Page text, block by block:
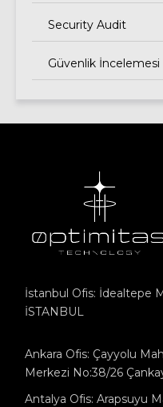
Security Audit
Güvenlik İncelemesi
İstanbul Ofis: İdealtepe
İSTANBUL
Ankara Ofis: Çayyolu
Merkezi No:38/26
Antalya Ofis: Arapsuyu